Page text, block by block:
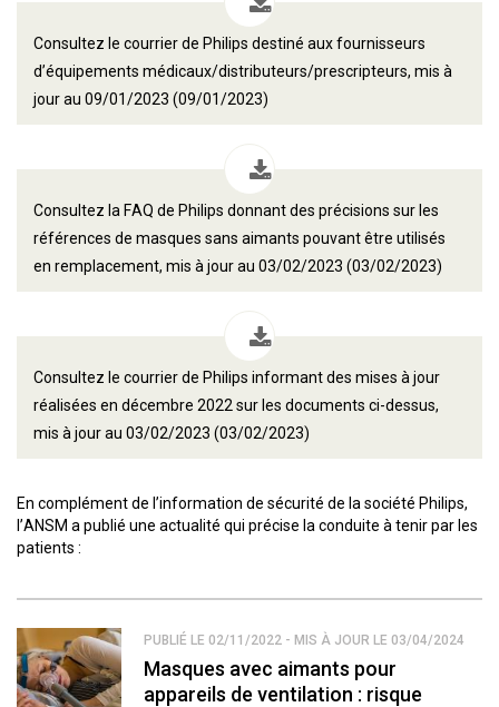
Consultez le courrier de Philips destiné aux fournisseurs
d’équipements médicaux/distributeurs/prescripteurs, mis à
jour au 09/01/2023 (09/01/2023)
Consultez la FAQ de Philips donnant des précisions sur les
références de masques sans aimants pouvant être utilisés
en remplacement, mis à jour au 03/02/2023 (03/02/2023)
Consultez le courrier de Philips informant des mises à jour
réalisées en décembre 2022 sur les documents ci-dessus,
mis à jour au 03/02/2023 (03/02/2023)
En complément de l’information de sécurité de la société Philips,
l’ANSM a publié une actualité qui précise la conduite à tenir par les
patients :
PUBLIÉ LE 02/11/2022 - MIS À JOUR LE 03/04/2024
Masques avec aimants pour
appareils de ventilation : risque